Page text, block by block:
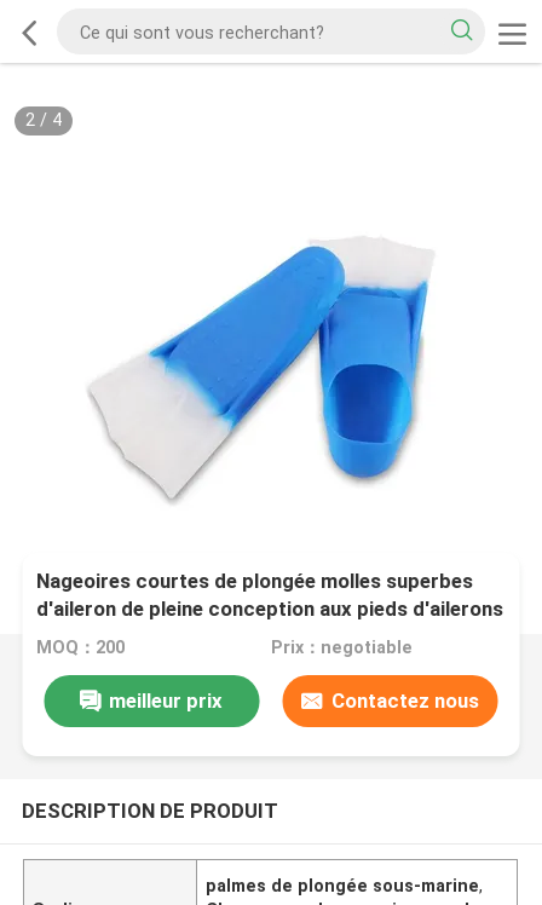
2/ 4
Nageoires courtes de plongée molles superbes
d'aileron de pleine conception aux pieds d'ailerons
de bain
MOQ：200 Prix：negotiable
meilleur prix Contactez nous
DESCRIPTION DE PRODUIT
palmes de plongée sous-marine,